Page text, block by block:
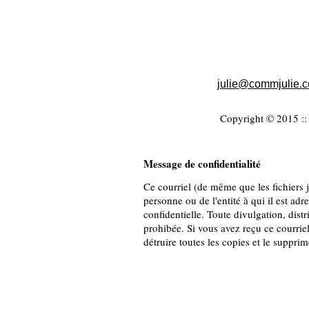
Copyright © 2015 ::
Message de confidentialité
Ce courriel (de même que les fichiers
personne ou de l'entité à qui il est
confidentielle. Toute divulgation,
prohibée. Si vous avez reçu ce
détruire toutes les copies et le